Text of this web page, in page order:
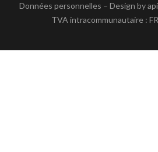
Données personnelles – Design by
TVA intracommunautaire :